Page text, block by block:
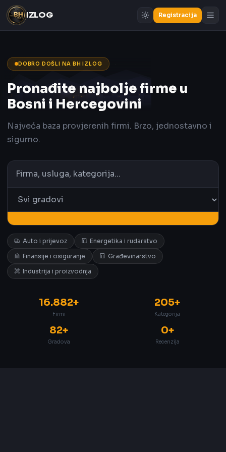
IZLOG Registracija
DOBRO DOŠLI NA BH IZLOG
Pronađite najbolje firme u
Bosni i Hercegovini
Najveća baza provjerenih firmi. Brzo, jednostavno i
sigurno.
Auto i prijevoz
Energetika i rudarstvo
Finansije i osiguranje
Građevinarstvo
Industrija i proizvodnja
16.882+
Firmi
205+
Kategorija
82+
Gradova
0+
Recenzija